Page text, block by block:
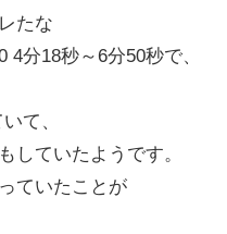
たな
分18秒～6分50秒で、
て、
していたようです。
ていたことが